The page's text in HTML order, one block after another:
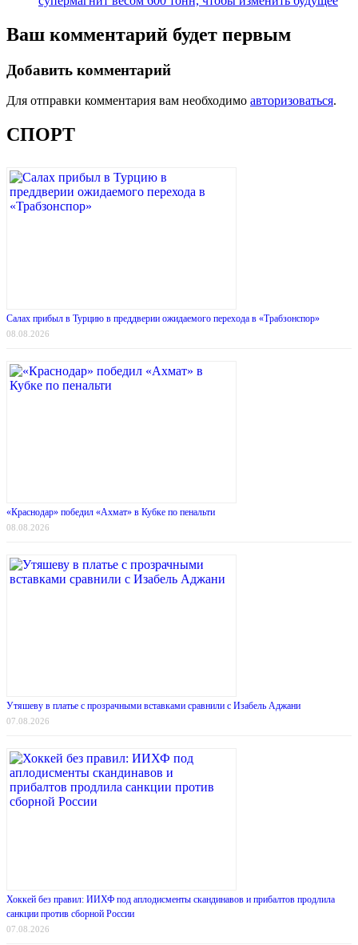
Ваш комментарий будет первым
Добавить комментарий
Для отправки комментария вам необходимо авторизоваться.
СПОРТ
Салах прибыл в Турцию в преддверии ожидаемого перехода в «Трабзонспор»
08.08.2026
«Краснодар» победил «Ахмат» в Кубке по пенальти
08.08.2026
Утяшеву в платье с прозрачными вставками сравнили с Изабель Аджани
07.08.2026
Хоккей без правил: ИИХФ под аплодисменты скандинавов и прибалтов продлила
санкции против сборной России
07.08.2026